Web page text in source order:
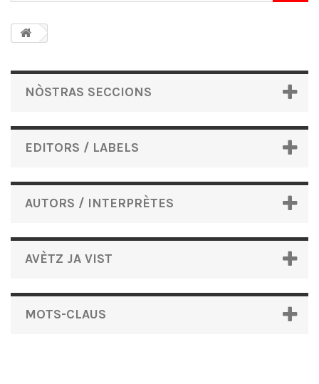
NÒSTRAS SECCIONS
EDITORS / LABELS
AUTORS / INTERPRÈTES
AVÈTZ JA VIST
MOTS-CLAUS